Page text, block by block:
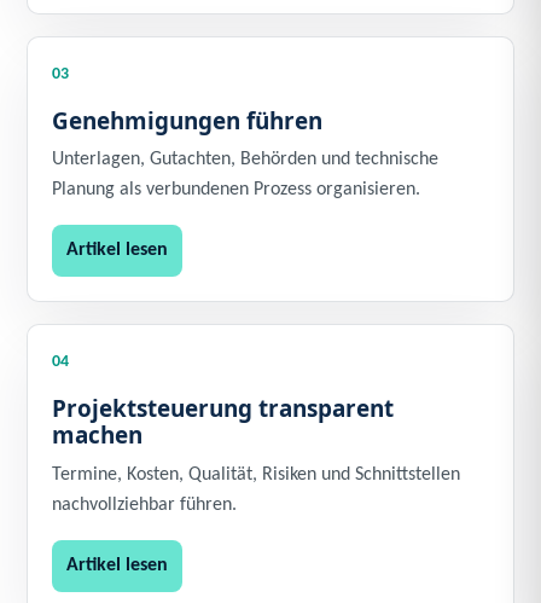
03
Genehmigungen führen
Unterlagen, Gutachten, Behörden und technische
Planung als verbundenen Prozess organisieren.
Artikel lesen
04
Projektsteuerung transparent
machen
Termine, Kosten, Qualität, Risiken und Schnittstellen
nachvollziehbar führen.
Artikel lesen